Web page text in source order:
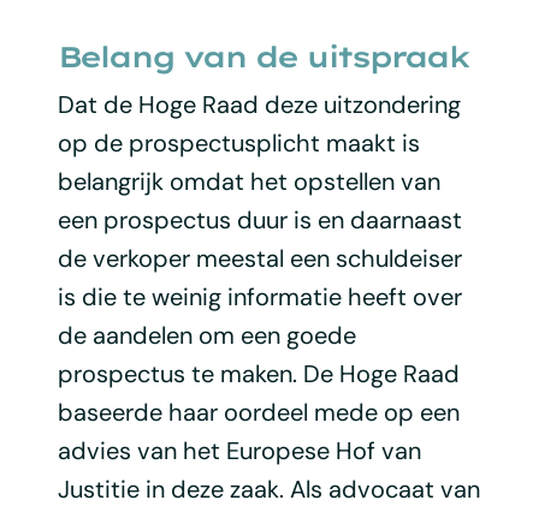
Belang van de uitspraak
Dat de Hoge Raad deze uitzondering
op de prospectusplicht maakt is
belangrijk omdat het opstellen van
een prospectus duur is en daarnaast
de verkoper meestal een schuldeiser
is die te weinig informatie heeft over
de aandelen om een goede
prospectus te maken. De Hoge Raad
baseerde haar oordeel mede op een
advies van het Europese Hof van
Justitie in deze zaak. Als advocaat van